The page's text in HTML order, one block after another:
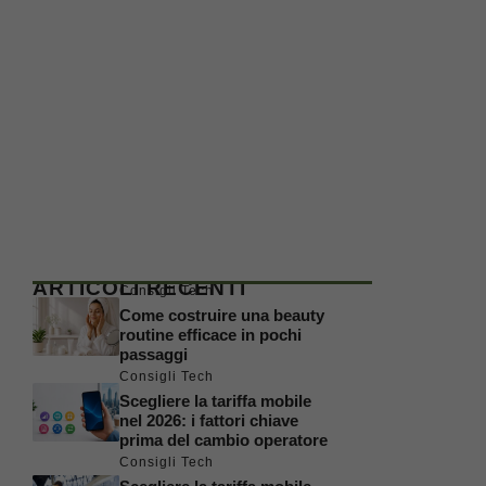
ARTICOLI RECENTI
Consigli Tech
Come costruire una beauty
routine efficace in pochi
passaggi
Consigli Tech
Scegliere la tariffa mobile
nel 2026: i fattori chiave
prima del cambio operatore
Consigli Tech